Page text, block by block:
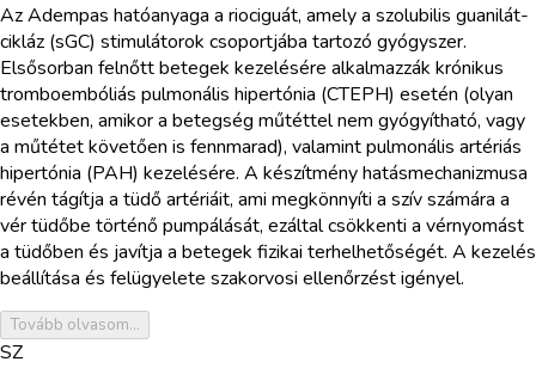
Az Adempas hatóanyaga a riociguát, amely a szolubilis guanilát-
cikláz (sGC) stimulátorok csoportjába tartozó gyógyszer.
Elsősorban felnőtt betegek kezelésére alkalmazzák krónikus
tromboembóliás pulmonális hipertónia (CTEPH) esetén (olyan
esetekben, amikor a betegség műtéttel nem gyógyítható, vagy
a műtétet követően is fennmarad), valamint pulmonális artériás
hipertónia (PAH) kezelésére. A készítmény hatásmechanizmusa
révén tágítja a tüdő artériáit, ami megkönnyíti a szív számára a
vér tüdőbe történő pumpálását, ezáltal csökkenti a vérnyomást
a tüdőben és javítja a betegek fizikai terhelhetőségét. A kezelés
beállítása és felügyelete szakorvosi ellenőrzést igényel.
Tovább olvasom...
SZ